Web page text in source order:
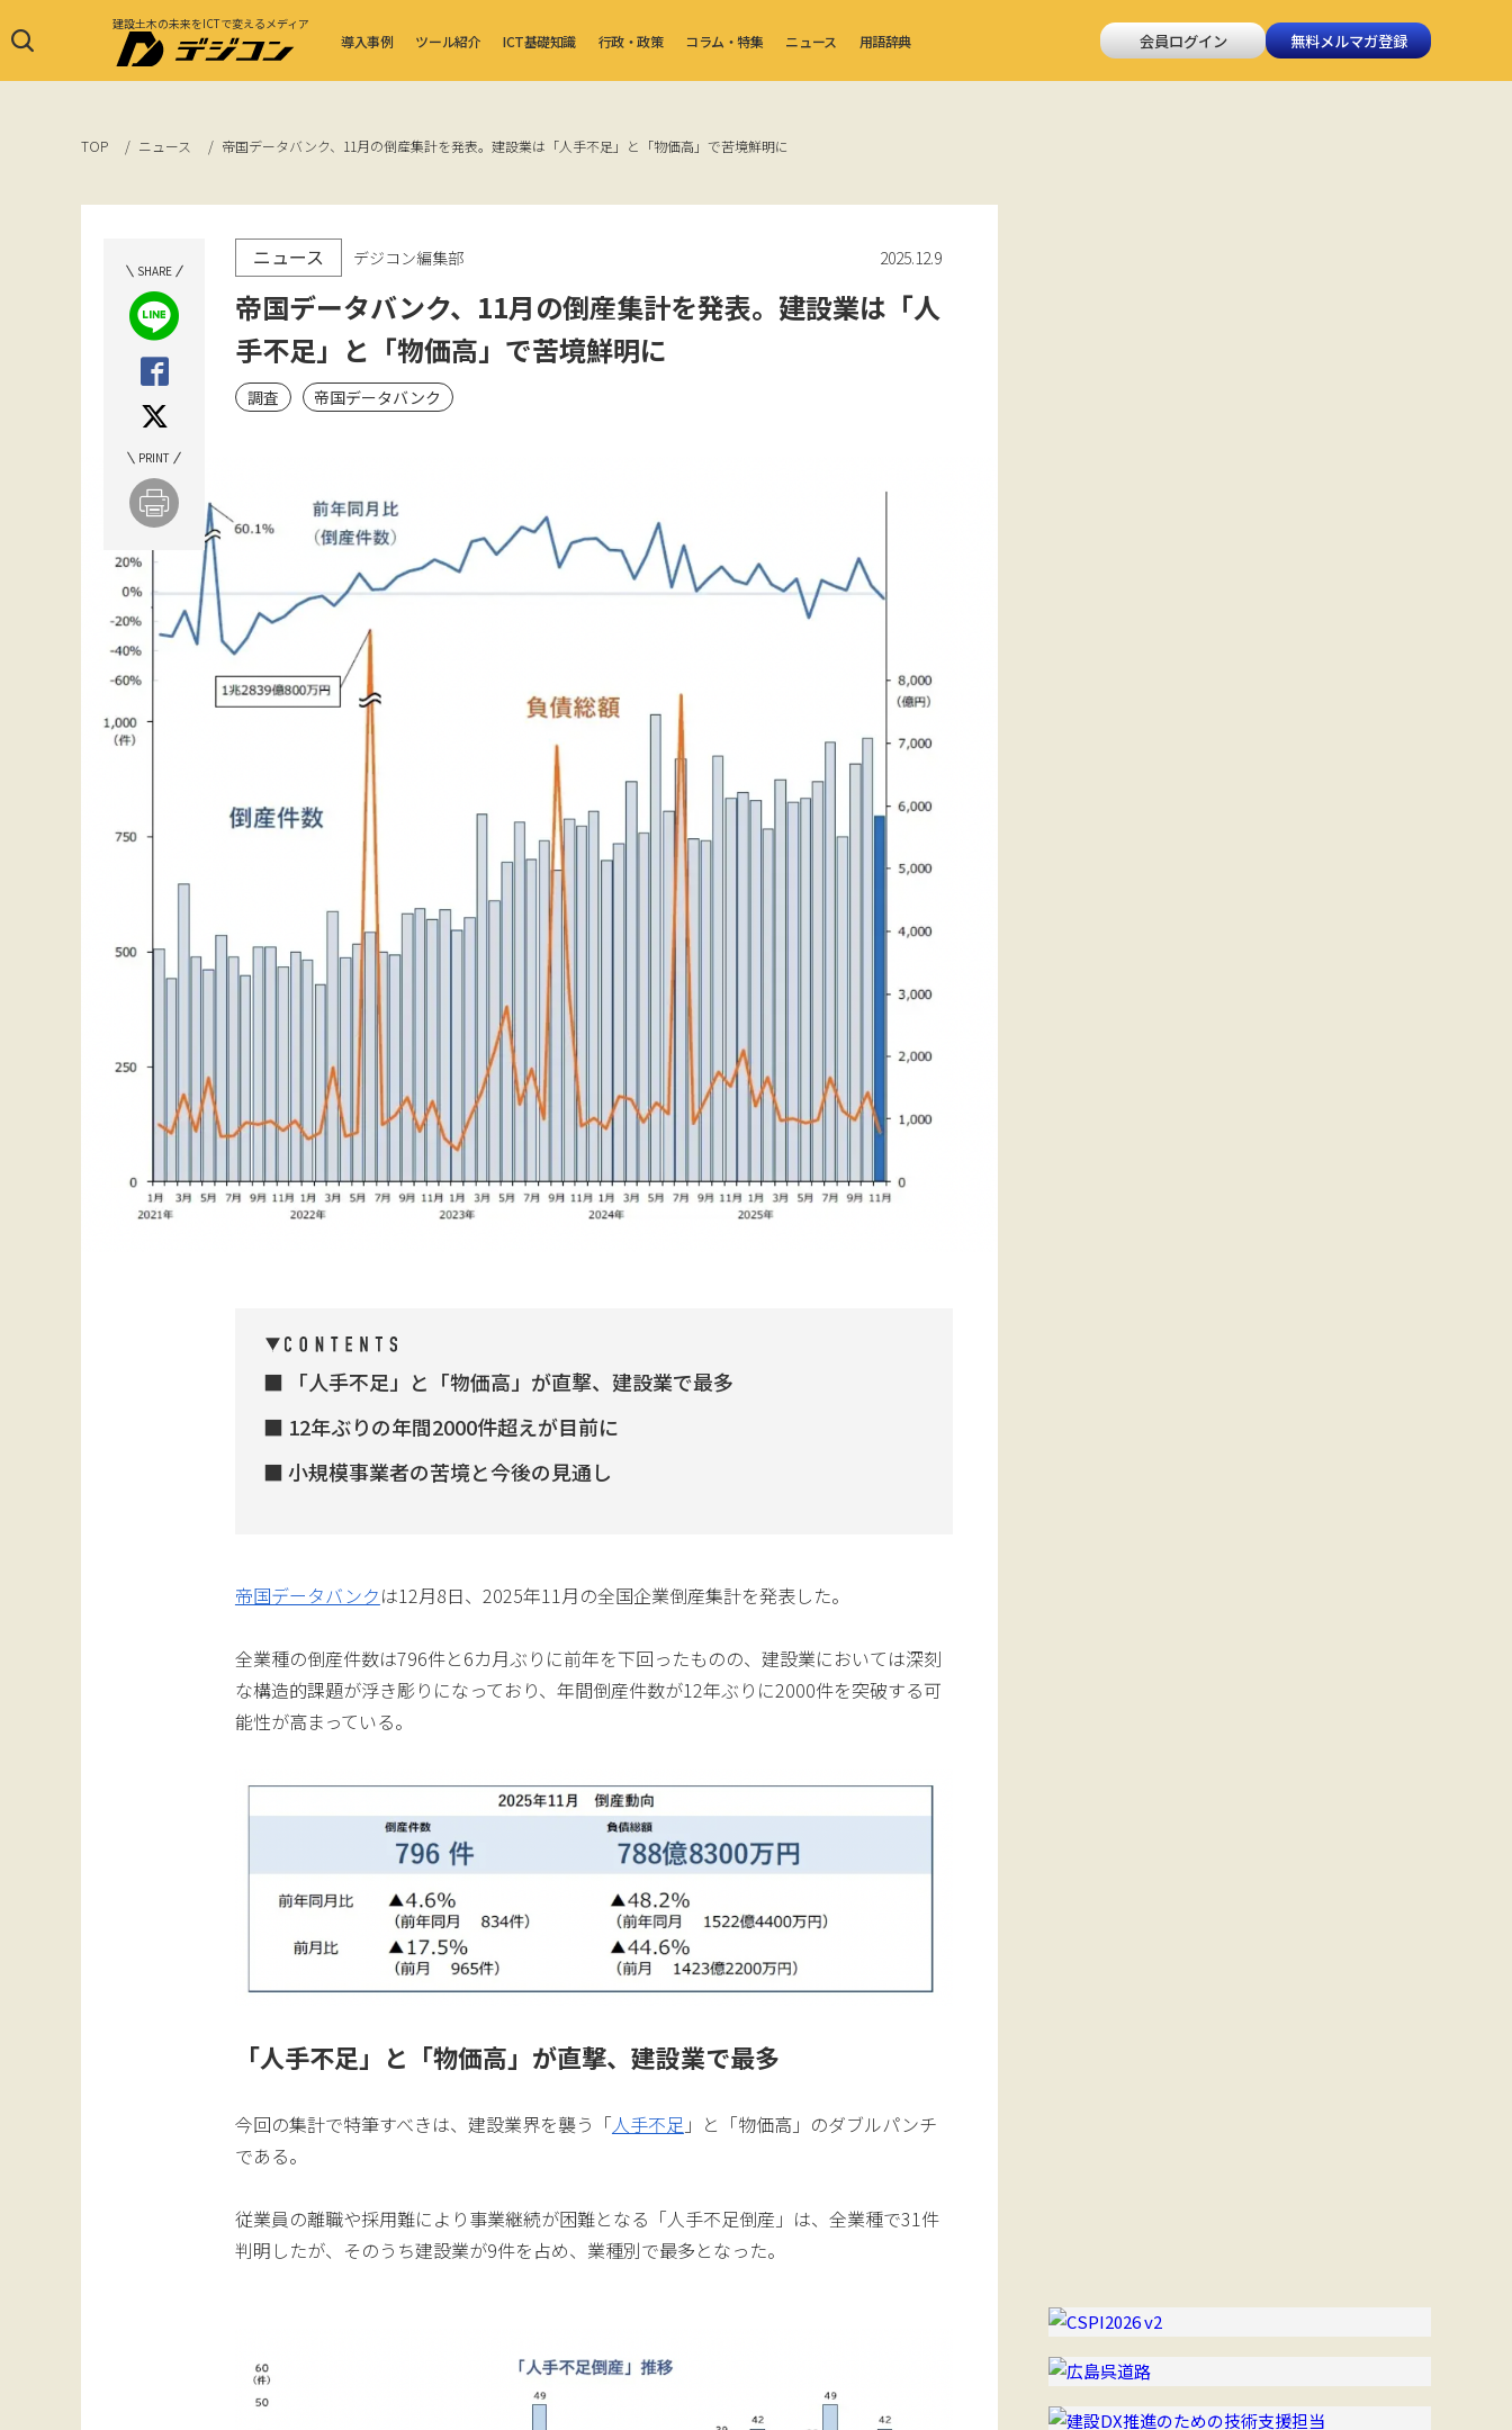
建設土木の未来をICTで変えるメディア
導入事例 ツール紹介 ICT基礎知識 行政・政策 コラム・特集 ニュース 用語辞典 会員ログイン 無料メルマガ登録
TOP ニュース 帝国データバンク、11月の倒産集計を発表。建設業は「人手不足」と「物価高」で苦境鮮明に
ニュース デジコン編集部 2025.12.9
帝国データバンク、11月の倒産集計を発表。建設業は「人
手不足」と「物価高」で苦境鮮明に
調査 帝国データバンク
「人手不足」と「物価高」が直撃、建設業で最多
12年ぶりの年間2000件超えが目前に
小規模事業者の苦境と今後の見通し
帝国データバンクは12月8日、2025年11月の全国企業倒産集計を発表した。
全業種の倒産件数は796件と6カ月ぶりに前年を下回ったものの、建設業においては深刻
な構造的課題が浮き彫りになっており、年間倒産件数が12年ぶりに2000件を突破する可
能性が高まっている。
「人手不足」と「物価高」が直撃、建設業で最多
今回の集計で特筆すべきは、建設業界を襲う「人手不足 」と「物価高」のダブルパンチ
である。
従業員の離職や採用難により事業継続が困難となる「人手不足倒産」は、全業種で31件
判明したが、そのうち建設業が9件を占め、業種別で最多となった。
SHARE
PRINT